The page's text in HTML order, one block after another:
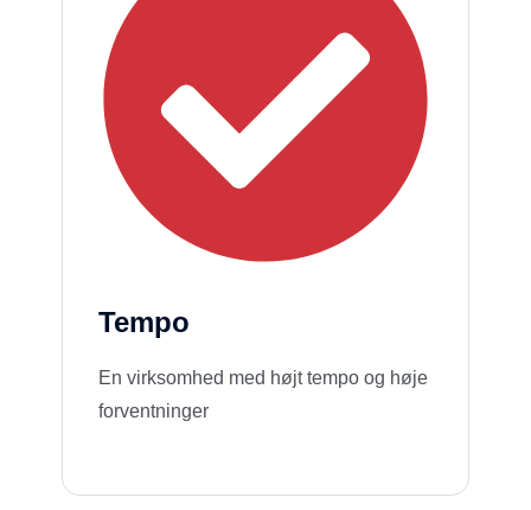
Tempo
En virksomhed med højt tempo og høje
forventninger